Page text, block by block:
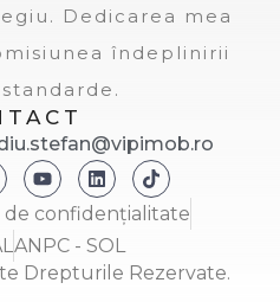
Dedicarea mea
îndeplinirii
de confidențialitate
ANPC - SOL
Drepturile Rezervate.